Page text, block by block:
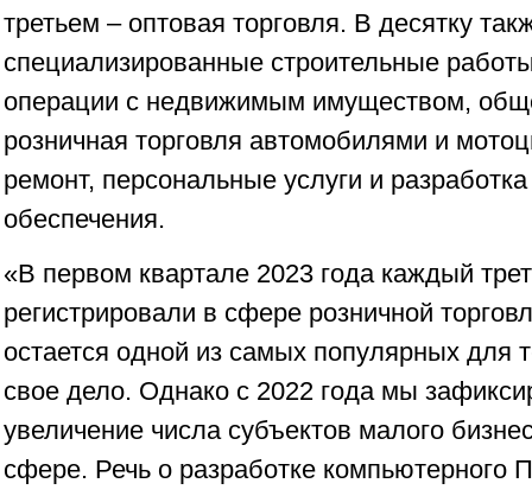
третьем – оптовая торговля. В десятку
специализированные строительные
операции с недвижимым имуществом,
розничная торговля автомобилями и
ремонт, персональные услуги и
обеспечения.
«В первом квартале 2023 года каждый
регистрировали в сфере розничной
остается одной из самых популярных для
свое дело. Однако с 2022 года мы
увеличение числа субъектов малого
сфере. Речь о разработке компьютерного